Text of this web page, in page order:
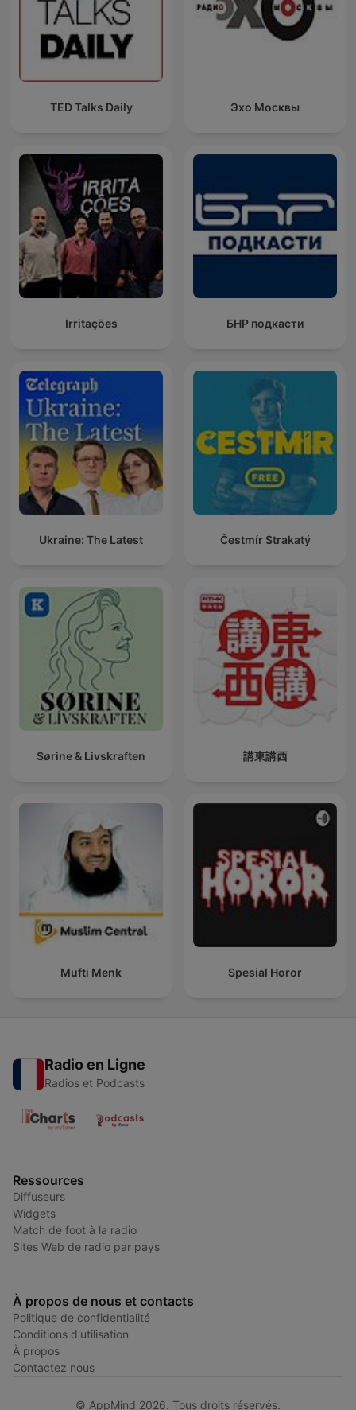
TED Talks Daily Эхо Москвы
Irritações БНР подкасти
Ukraine: The Latest Čestmír Strakatý
Sørine & Livskraften 講東講西
Mufti Menk Spesial Horor
Radio en Ligne
Radios et Podcasts
Ressources
Diffuseurs
Widgets
Match de foot à la radio
Sites Web de radio par pays
À propos de nous et contacts
Politique de confidentialité
Conditions d'utilisation
À propos
Contactez nous
© AppMind 2026. Tous droits réservés.